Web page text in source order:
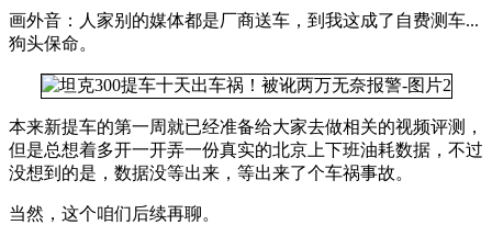
画外音：人家别的媒体都是厂商送车，到我这成了自费测车...
狗头保命。
本来新提车的第一周就已经准备给大家去做相关的视频评测，
但是总想着多开一开弄一份真实的北京上下班油耗数据，不过
没想到的是，数据没等出来，等出来了个车祸事故。
当然，这个咱们后续再聊。